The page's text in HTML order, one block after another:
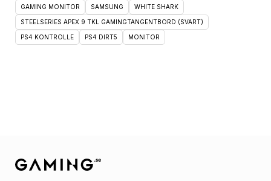
GAMING MONITOR SAMSUNG WHITE SHARK
STEELSERIES APEX 9 TKL GAMINGTANGENTBORD (SVART)
PS4 KONTROLLE PS4 DIRT5 MONITOR